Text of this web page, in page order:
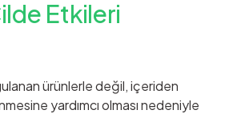
Etkileri
ürünlerle değil, içeriden
yardımcı olması nedeniyle